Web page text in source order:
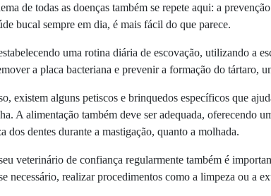
de todas as doenças também se repete aqui: a
bucal sempre em dia, é mais fácil do que parece.
uma rotina diária de escovação, utilizando a
a placa bacteriana e prevenir a formação do tártaro,
existem alguns petiscos e brinquedos específicos que
A alimentação também deve ser adequada, oferecendo
dos dentes durante a mastigação, quanto a molhada.
veterinário de confiança regularmente também é
necessário, realizar procedimentos como a limpeza ou a